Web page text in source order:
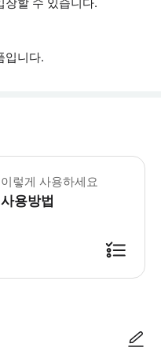
입니다.
알아두세요 두바이에서 제트 스
이렇게 사용하세요
사용방법